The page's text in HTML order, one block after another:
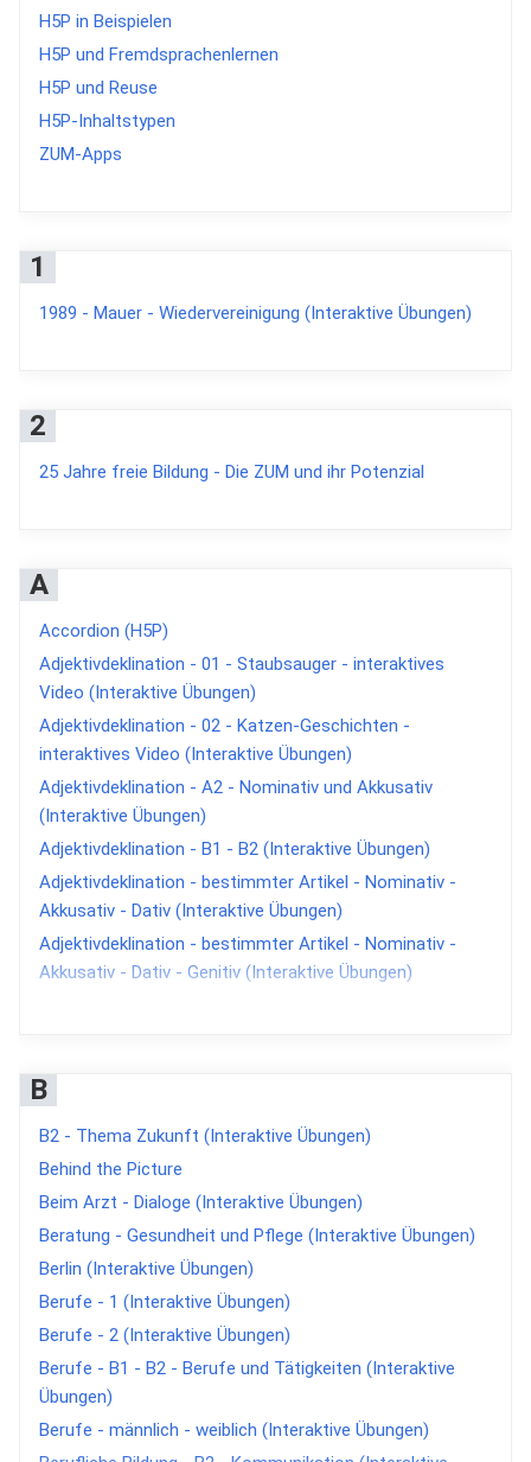
H5P in Beispielen
H5P und Fremdsprachenlernen
H5P und Reuse
H5P-Inhaltstypen
ZUM-Apps
1
1989 - Mauer - Wiedervereinigung (Interaktive Übungen)
2
25 Jahre freie Bildung - Die ZUM und ihr Potenzial
A
Accordion (H5P)
Adjektivdeklination - 01 - Staubsauger - interaktives
Video (Interaktive Übungen)
Adjektivdeklination - 02 - Katzen-Geschichten -
interaktives Video (Interaktive Übungen)
Adjektivdeklination - A2 - Nominativ und Akkusativ
(Interaktive Übungen)
Adjektivdeklination - B1 - B2 (Interaktive Übungen)
Adjektivdeklination - bestimmter Artikel - Nominativ -
Akkusativ - Dativ (Interaktive Übungen)
Adjektivdeklination - bestimmter Artikel - Nominativ -
Akkusativ - Dativ - Genitiv (Interaktive Übungen)
Adjektivdeklination - unbestimmter Artikel - Akkusativ
(Interaktive Übungen)
Adjektivdeklination - unbestimmter Artikel - Dativ
(Interaktive Übungen)
Adjektivdeklination - unbestimmter Artikel - Nominativ
(Interaktive Übungen)
Adjektivdeklination - unbestimmter Artikel - Nominativ -
Akkusativ - Dativ (Interaktive Übungen)
Adjektivdeklination - unbestimmter Artikel - Nominativ -
Akkusativ - Dativ - Genitiv (Interaktive Übungen)
Adjektive - Antonyme - 1 (Interaktive Übungen)
Adjektive - Antonyme - 2 (Interaktive Übungen)
B
B2 - Thema Zukunft (Interaktive Übungen)
Behind the Picture
Beim Arzt - Dialoge (Interaktive Übungen)
Beratung - Gesundheit und Pflege (Interaktive Übungen)
Berlin (Interaktive Übungen)
Berufe - 1 (Interaktive Übungen)
Berufe - 2 (Interaktive Übungen)
Berufe - B1 - B2 - Berufe und Tätigkeiten (Interaktive
Übungen)
Berufe - männlich - weiblich (Interaktive Übungen)